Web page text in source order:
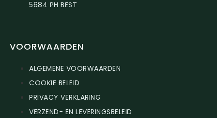
5684 PH BEST
VOORWAARDEN
ALGEMENE VOORWAARDEN
COOKIE BELEID
PRIVACY VERKLARING
VERZEND- EN LEVERINGSBELEID